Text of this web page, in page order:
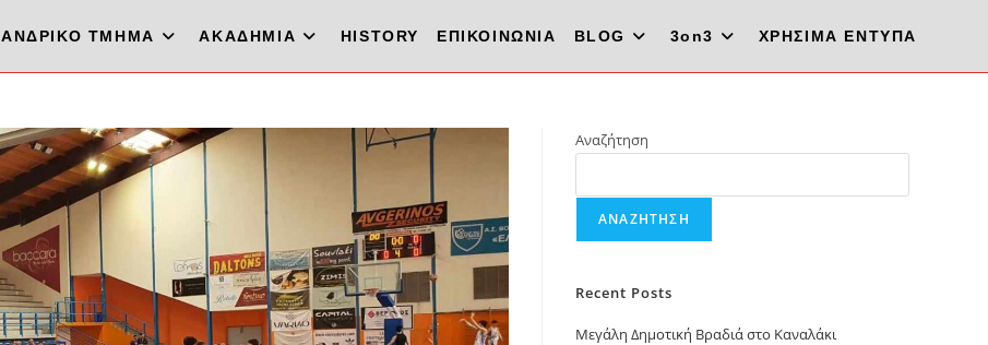
ΑΝΔΡΙΚΟ ΤΜΗΜΑ ΑΚΑΔΗΜΙΑ HISTORY ΕΠΙΚΟΙΝΩΝΙΑ BLOG 3on3 ΧΡΗΣΙΜΑ ΕΝΤΥΠΑ
Αναζήτηση
ΑΝΑΖΉΤΗΣΗ
Recent Posts
Μεγάλη Δημοτική Βραδιά στο Καναλάκι